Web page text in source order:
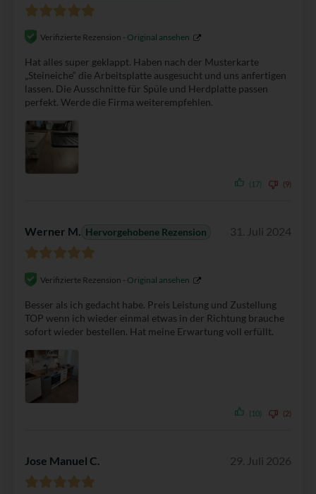
Verifizierte Rezension - Original ansehen
Hat alles super geklappt. Haben nach der Musterkarte
„Steineiche“ die Arbeitsplatte ausgesucht und uns anfertigen
lassen. Die Ausschnitte für Spüle und Herdplatte passen
perfekt. Werde die Firma weiterempfehlen.
(17) (9)
Werner M. Hervorgehobene Rezension 31. Juli 2024
Verifizierte Rezension - Original ansehen
Besser als ich gedacht habe. Preis Leistung und Zustellung
TOP wenn ich wieder einmal etwas in der Richtung brauche
sofort wieder bestellen. Hat meine Erwartung voll erfüllt.
(10) (2)
Jose Manuel C. 29. Juli 2026